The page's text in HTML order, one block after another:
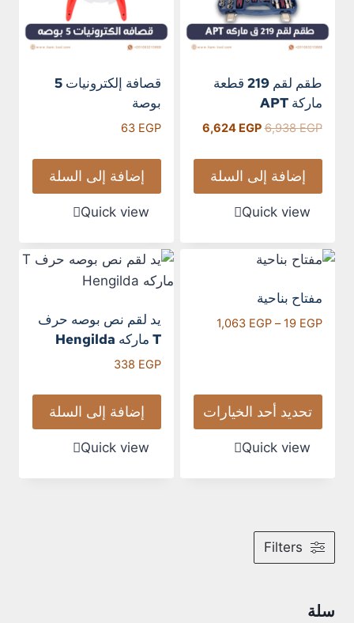
طقم لقم 219 قطعة
ماركة APT
6,938EGP
6,624 EGP
إضافة إلى السلة
Quick view
قصافة إلكترونيات 5
بوصة
63 EGP
إضافة إلى السلة
Quick view
مفتاح بناحية
19 EGP
–
1,063 EGP
تحديد أحد الخيارات
Quick view
يد لقم نص بوصه حرف
T ماركه Hengilda
338 EGP
إضافة إلى السلة
Quick view
Filters
سلة